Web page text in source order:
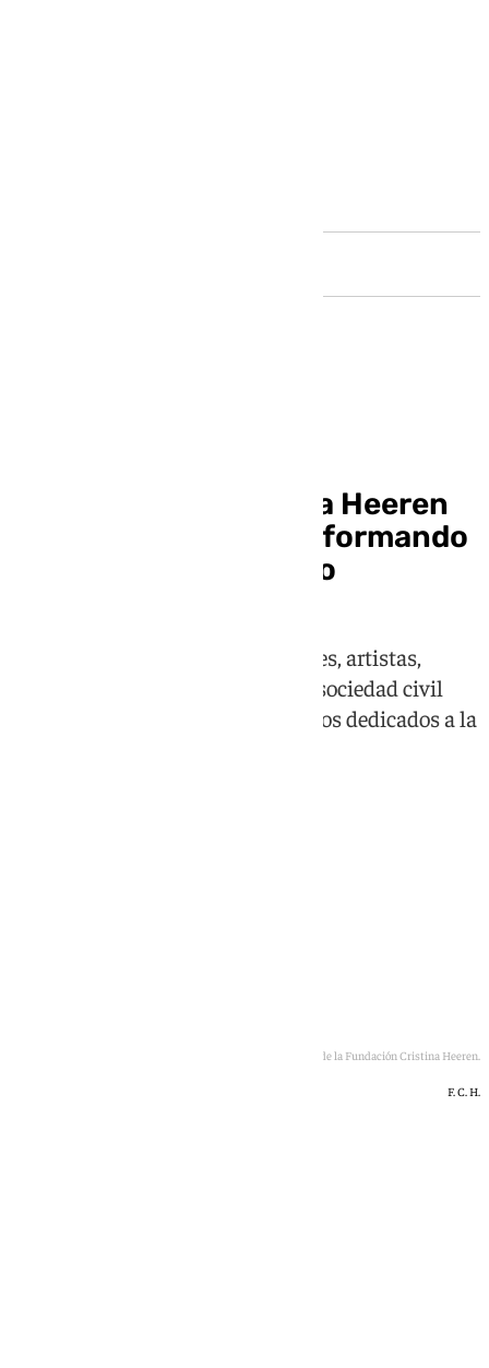
La Fundación Cristina Heeren
celebra tres décadas formando
al futuro del flamenco
La institución reunió a autoridades, artistas,
alumnado y representantes de la sociedad civil
para rendir homenaje a treinta años dedicados a la
Imagen del espectáculo de la Fundación Cristina Heeren.
F. C. H.